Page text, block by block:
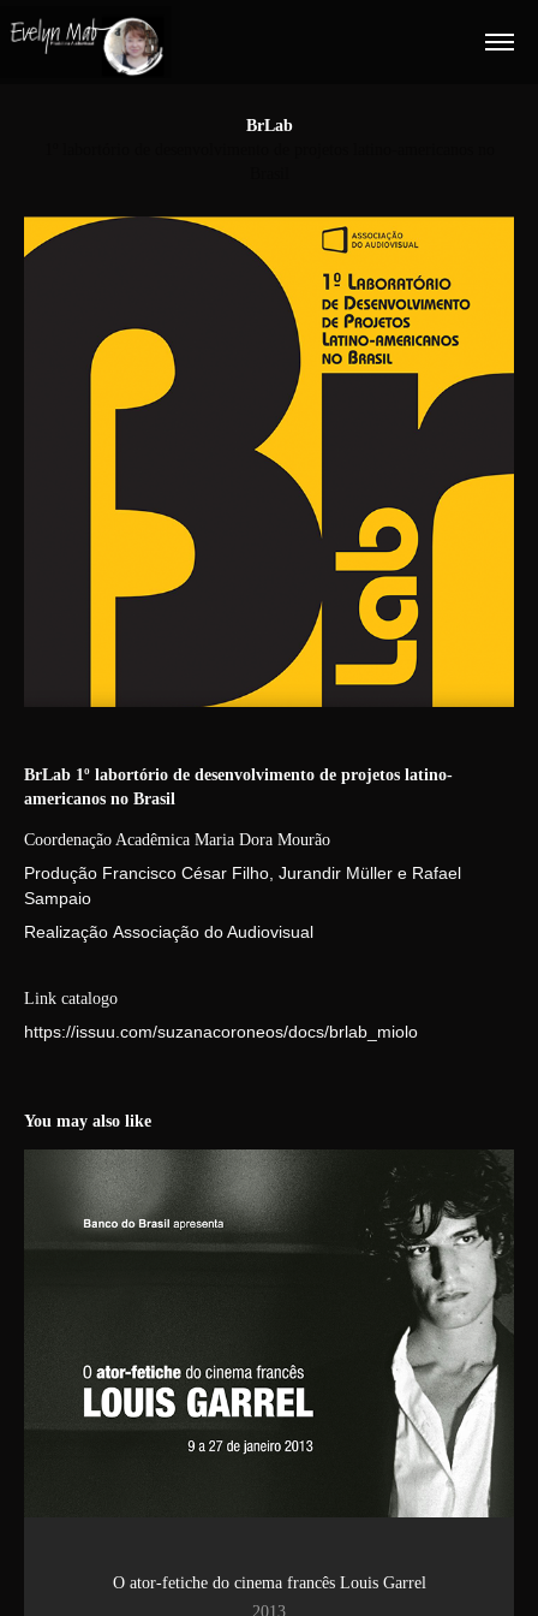
BrLab
BrLab 1º labortório de desenvolvimento de projetos latino-
americanos no Brasil
Coordenação Acadêmica Maria Dora Mourão
Produção Francisco César Filho, Jurandir Müller e Rafael
Sampaio
Realização Associação do Audiovisual
Link catalogo
https://issuu.com/suzanacoroneos/docs/brlab_miolo
You may also like
O ator-fetiche do cinema francês Louis Garrel
2013